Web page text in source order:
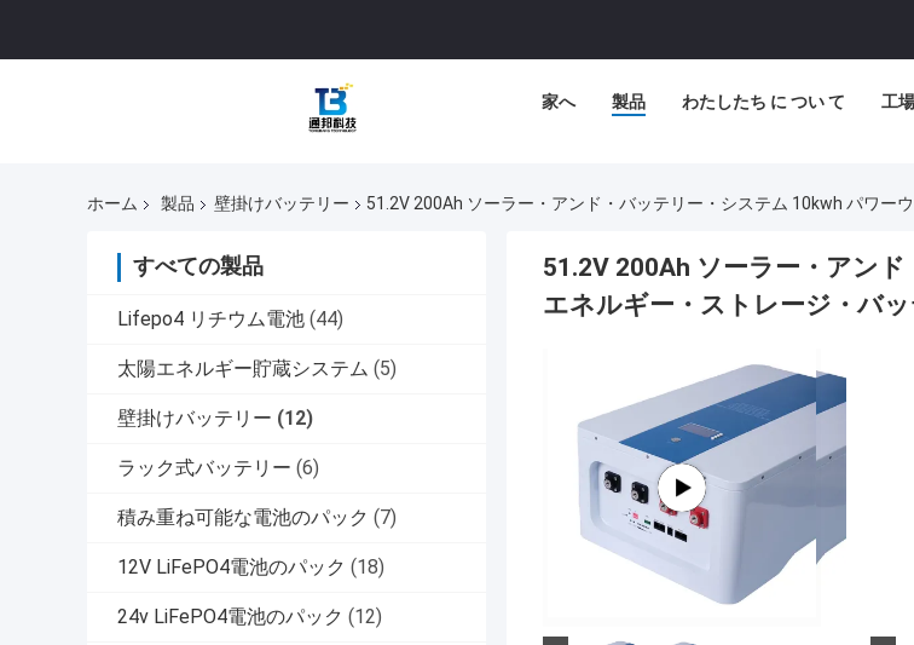
家へ 製品 わたしたち に つい て 工
ホーム 製品 壁掛けバッテリー 51.2V 200Ah ソーラー・アンド・バッテリー・システム 10kwh パワー
すべての製品
Lifepo4 リチウム電池 (44)
太陽エネルギー貯蔵システム (5)
壁掛けバッテリー (12)
ラック式バッテリー (6)
積み重ね可能な電池のパック (7)
12V LiFePO4電池のパック (18)
24v LiFePO4電池のパック (12)
51.2V 200Ah ソーラー・アン
エネルギー・ストレージ・バ